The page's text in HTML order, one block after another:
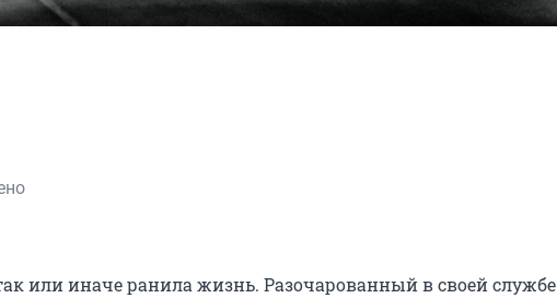
или иначе ранила жизнь. Разочарованный в своей службе